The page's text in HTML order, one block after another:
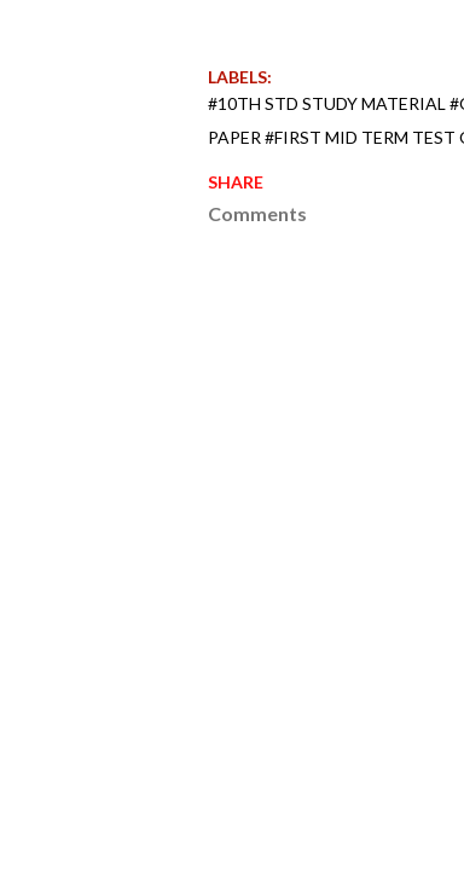
LABELS:
#10TH STD STUDY MATERIAL
PAPER #FIRST MID TERM TEST
SHARE
Comments